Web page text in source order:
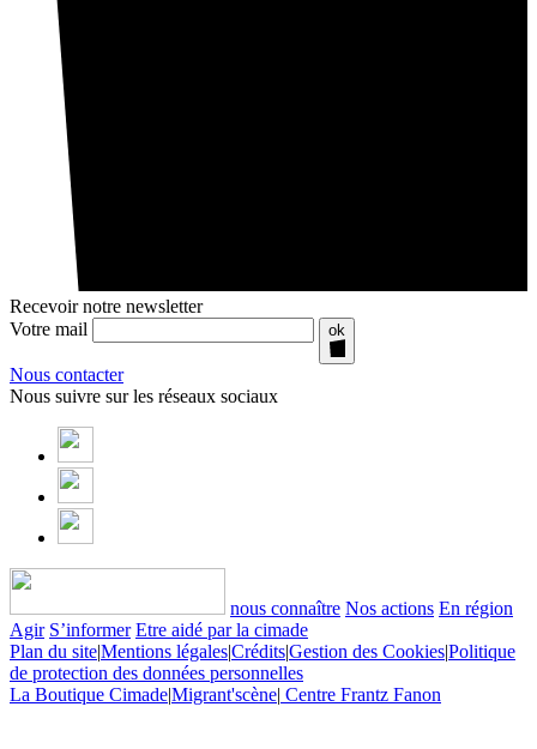
Recevoir notre newsletter
Votre mail
ok
Nous contacter
Nous suivre sur les réseaux sociaux
nous connaître Nos actions En région
Agir S’informer Etre aidé par la cimade
Plan du site|Mentions légales|Crédits|Gestion des Cookies|Politique
de protection des données personnelles
La Boutique Cimade|Migrant'scène| Centre Frantz Fanon